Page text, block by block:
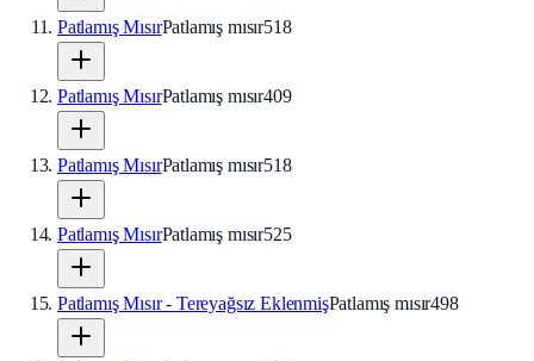
Patlamış MısırPatlamış mısır518
Patlamış MısırPatlamış mısır409
Patlamış MısırPatlamış mısır518
Patlamış MısırPatlamış mısır525
Patlamış Mısır - Tereyağsız EklenmişPatlamış mısır498